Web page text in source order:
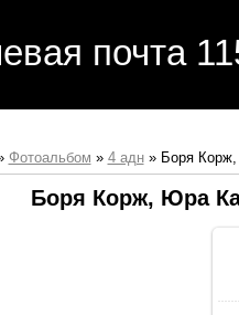
почта
Фотоальбом » 4 адн» Боря Корж,
Боря Корж, Юра